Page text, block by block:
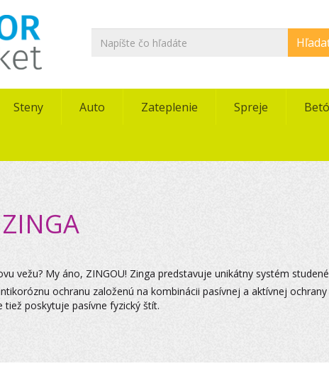
Steny Auto Zateplenie Spreje
ZINGA
vežu? My áno, ZINGOU! Zinga predstavuje unikátny systém
ochranu založenú na kombinácii pasívnej a aktívnej
poskytuje pasívne fyzický štít.